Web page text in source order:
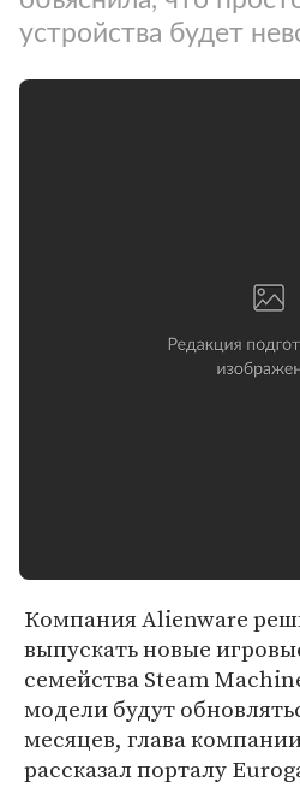
устройства будет
Компания Alienware
выпускать новые
семейства Steam
модели будут
месяцев, глава
рассказал порталу